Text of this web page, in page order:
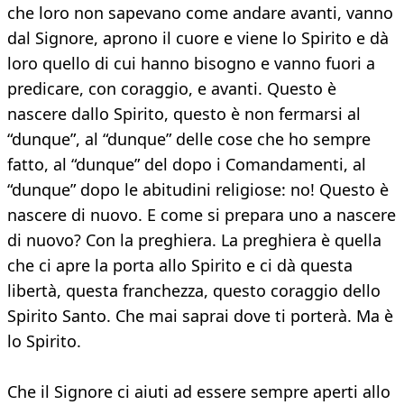
che loro non sapevano come andare avanti, vanno
dal Signore, aprono il cuore e viene lo Spirito e dà
loro quello di cui hanno bisogno e vanno fuori a
predicare, con coraggio, e avanti. Questo è
nascere dallo Spirito, questo è non fermarsi al
“dunque”, al “dunque” delle cose che ho sempre
fatto, al “dunque” del dopo i Comandamenti, al
“dunque” dopo le abitudini religiose: no! Questo è
nascere di nuovo. E come si prepara uno a nascere
di nuovo? Con la preghiera. La preghiera è quella
che ci apre la porta allo Spirito e ci dà questa
libertà, questa franchezza, questo coraggio dello
Spirito Santo. Che mai saprai dove ti porterà. Ma è
lo Spirito.
Che il Signore ci aiuti ad essere sempre aperti allo